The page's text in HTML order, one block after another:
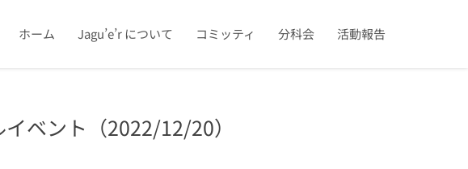
ホーム Jagu’e’r について コミッティ 分科会 活動報告
ベント（2022/12/20）